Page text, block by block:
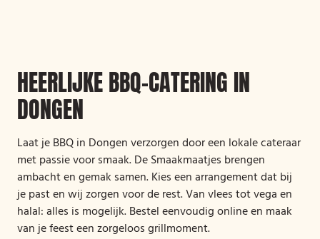
HEERLIJKE BBQ-CATERING IN
DONGEN
Laat je BBQ in Dongen verzorgen door een lokale cateraar
met passie voor smaak. De Smaakmaatjes brengen
ambacht en gemak samen. Kies een arrangement dat bij
je past en wij zorgen voor de rest. Van vlees tot vega en
halal: alles is mogelijk. Bestel eenvoudig online en maak
van je feest een zorgeloos grillmoment.